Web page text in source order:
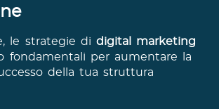
le strategie di digital marketing
fondamentali per aumentare la
della tua struttura